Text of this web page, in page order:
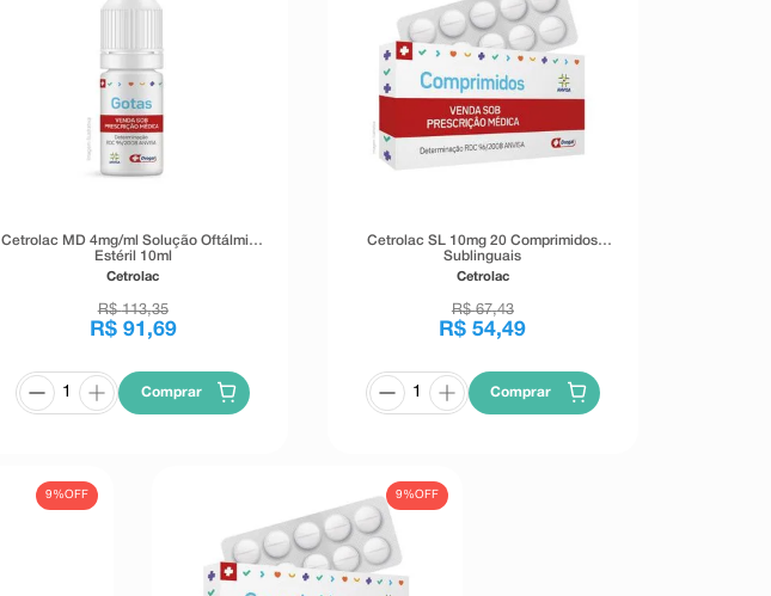
Cetrolac MD 4mg/ml Solução Oftálmica
Estéril 10ml
Cetrolac
R$ 113,35
R$ 91 ,69
Comprar
Cetrolac SL 10mg 20 Comprimidos
Sublinguais
Cetrolac
R$ 67,43
R$ 54,49
Comprar
9%OFF 9%OFF